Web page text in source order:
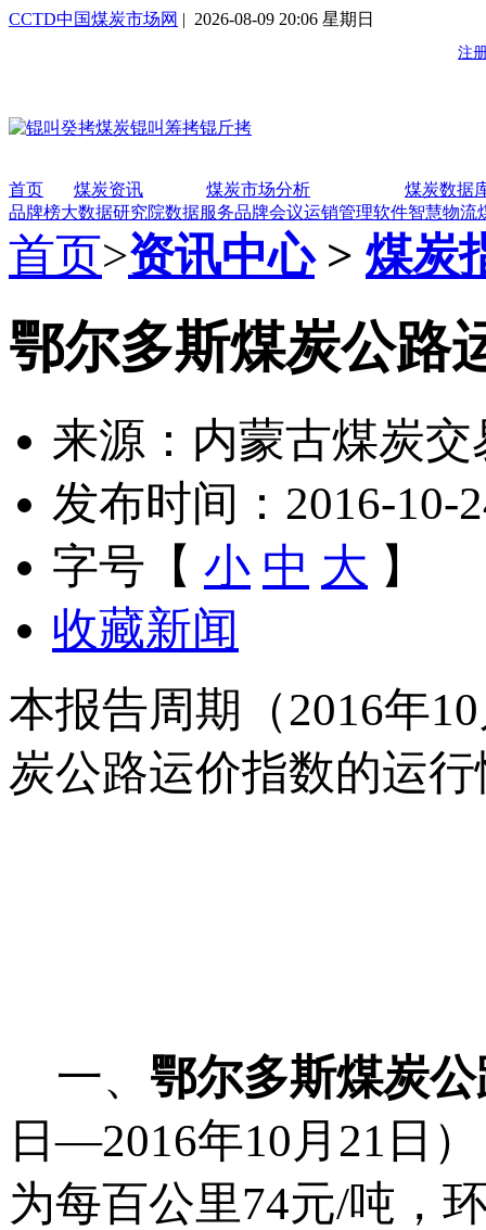
CCTD中国煤炭市场网 | 2026-08-09 20:06 星期日
首页 煤炭资讯 煤炭市场分析
煤炭数据
品牌榜大数据研究院数据服务品牌会议运销管理软件智慧物流
首页>资讯中心> 煤炭
鄂尔多斯煤炭公路
来源：内蒙古煤炭交
发布时间：2016-10-
字号【 小 中 大 】
收藏新闻
本报告周期（2016年
炭公路运价指数的运
一、 鄂尔多斯煤炭
日—2016年10月21日
为每百公里74元/吨，